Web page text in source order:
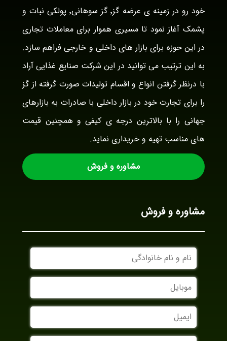
خود رو در زمینه ی عرضه گز٬ گز سوهانی٬ پولکی نبات و
پشمک آغاز نمود تا مسیری هموار برای معاملات تجاری
در این حوزه برای بازار های داخلی و خارجی فراهم سازد.
به این ترتیب می توانید در این شرکت صنایع غذایی آراد
با درنظر گرفتن انواع و اقسام تولیدات صورت گرفته از گز
را برای تجارت خود در بازار داخلی با صادرات به بازارهای
جهانی را با بالاترین درجه ی کیفی و همچنین قیمت
های مناسب تهیه و خریداری نماید.
مشاوره و فروش
مشاوره و فروش
نام
و
نام
خانوادگی
موبایل
ایمیل